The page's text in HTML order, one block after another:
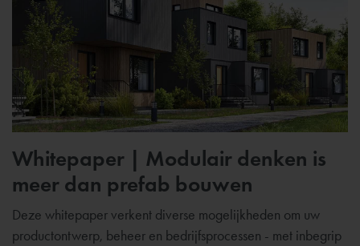
Whitepaper | Modulair denken is
meer dan prefab bouwen
Deze whitepaper verkent diverse mogelijkheden om uw
productontwerp, beheer en bedrijfsprocessen - met inbegrip